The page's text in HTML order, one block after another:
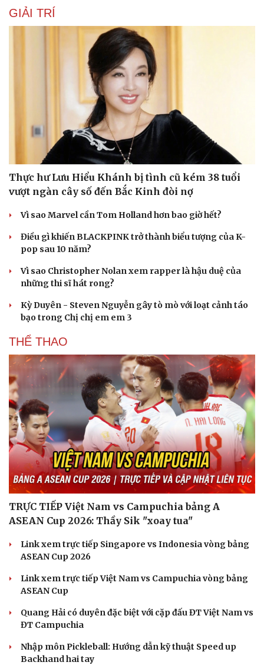
Du lịch
Tư vấn
check-in
Podcast
Câu chuyện thời sự
Cửa sổ tình yêu
GIẢI TRÍ
Thực hư Lưu Hiểu Khánh bị tình cũ kém 38 tuổi
vượt ngàn cây số đến Bắc Kinh đòi nợ
Vì sao Marvel cần Tom Holland hơn bao giờ hết?
Điều gì khiến BLACKPINK trở thành biểu tượng của K-
pop sau 10 năm?
Vì sao Christopher Nolan xem rapper là hậu duệ của
những thi sĩ hát rong?
Kỳ Duyên - Steven Nguyễn gây tò mò với loạt cảnh táo
bạo trong Chị chị em em 3
THỂ THAO
TRỰC TIẾP Việt Nam vs Campuchia bảng A
ASEAN Cup 2026: Thầy Sik "xoay tua"
Link xem trực tiếp Singapore vs Indonesia vòng bảng
ASEAN Cup 2026
Link xem trực tiếp Việt Nam vs Campuchia vòng bảng
ASEAN Cup
Quang Hải có duyên đặc biệt với cặp đấu ĐT Việt Nam vs
ĐT Campuchia
Nhập môn Pickleball: Hướng dẫn kỹ thuật Speed up
Backhand hai tay